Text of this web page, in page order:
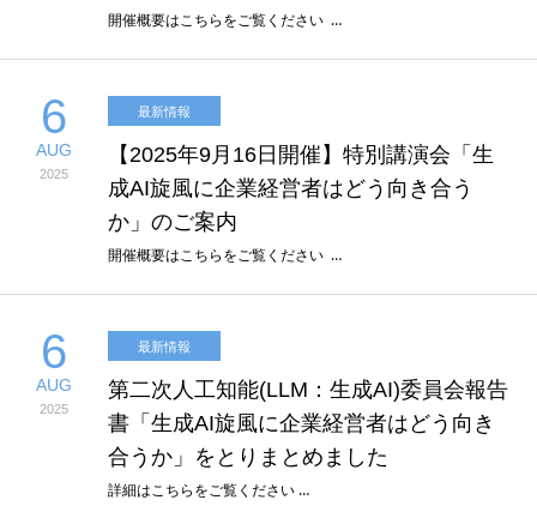
開催概要はこちらをご覧ください …
6
AUG
2025
最新情報
【2025年9月16日開催】特別講演会「生
成AI旋風に企業経営者はどう向き合う
か」のご案内
開催概要はこちらをご覧ください …
6
AUG
2025
最新情報
第二次人工知能(LLM：生成AI)委員会報告
書「生成AI旋風に企業経営者はどう向き
合うか」をとりまとめました
詳細はこちらをご覧ください …